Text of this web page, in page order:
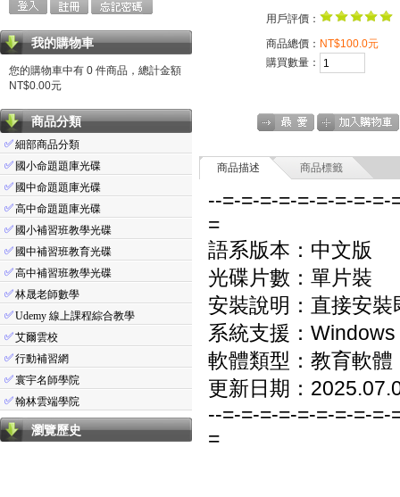
我的購物車
您的購物車中有 0 件商品，總計金額
NT$0.00元
商品分類
✅細部商品分類
✅ 國小命題題庫光碟
✅ 國中命題題庫光碟
✅高中命題題庫光碟
✅ 國小補習班教學光碟
✅ 國中補習班教育光碟
✅高中補習班教學光碟
✅林晟老師數學
✅Udemy 線上課程綜合教學
✅艾爾雲校
✅行動補習網
✅寰宇名師學院
✅翰林雲端學院
瀏覽歷史
用戶評價：
商品總價： NT$100.0元
購買數量：
商品描述 商品標籤
--=-=-=-=-=-=-=-=-=-
=
語系版本：中文版
光碟片數：單片裝
安裝說明：直接安裝
系統支援：
軟體類型：教育軟體
更新日期：
--=-=-=-=-=-=-=-=-=-
=